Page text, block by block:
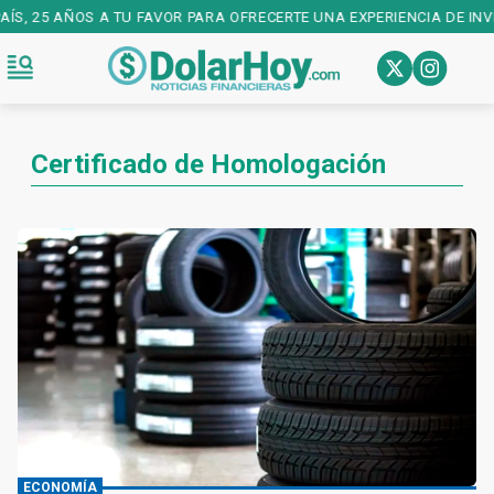
25 AÑOS A TU FAVOR PARA OFRECERTE UNA EXPERIENCIA DE
Certificado de Homologación
ECONOMÍA